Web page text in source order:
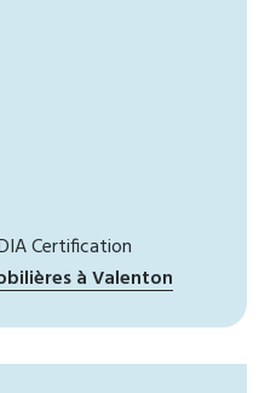
Certification
à Valenton